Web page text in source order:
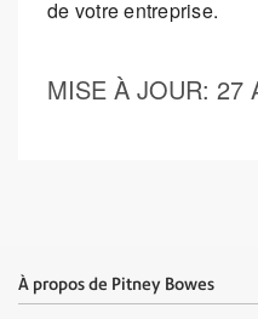
de votre entreprise.
MISE À JOUR: 27
À propos de Pitney Bowes